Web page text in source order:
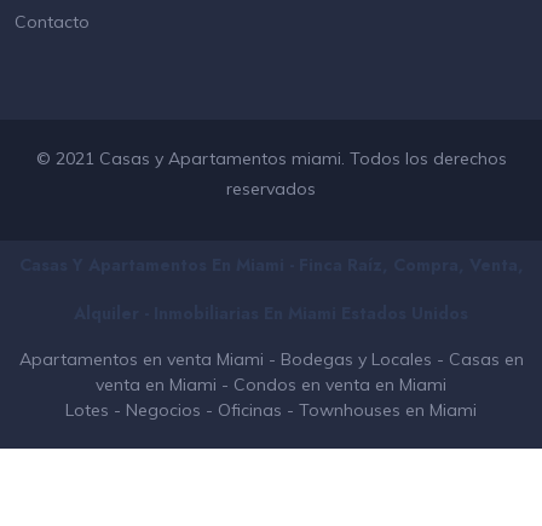
Contacto
© 2021 Casas y Apartamentos miami. Todos los derechos
reservados
Apartamentos en venta Miami - Bodegas y Locales - Casas en
venta en Miami - Condos en venta en Miami
Lotes - Negocios - Oficinas - Townhouses en Miami